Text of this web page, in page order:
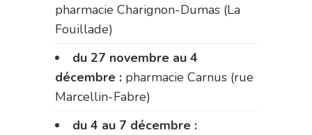
pharmacie Charignon-Dumas (La
Fouillade)
du 27 novembre au 4
décembre : pharmacie Carnus (rue
Marcellin-Fabre)
du 4 au 7 décembre :